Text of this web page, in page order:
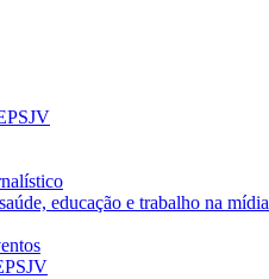
educação e trabalho na mídia